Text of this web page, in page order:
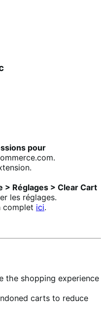
pour
> Réglages > Clear Cart
les réglages.
complet ici.
the shopping experience
carts to reduce